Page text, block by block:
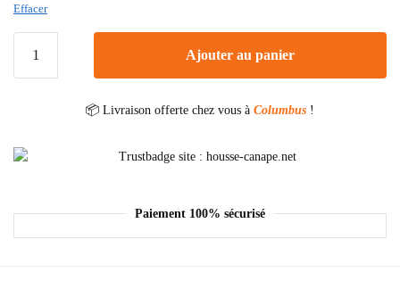
Effacer
Ajouter au panier
📦 Livraison offerte chez vous à Columbus !
Paiement 100% sécurisé